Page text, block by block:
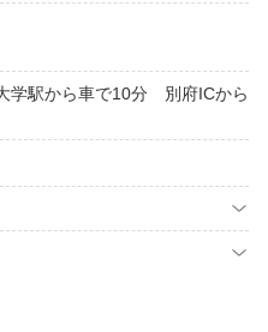
学駅から車で10分 別府ICから